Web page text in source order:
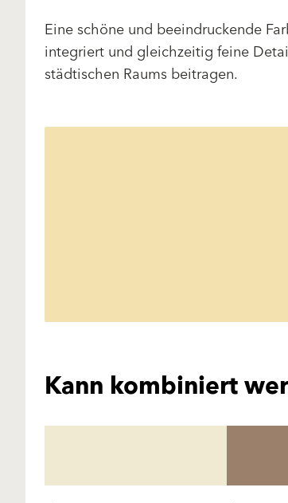
Eine schöne und beeindruckende
integriert und gleichzeitig feine
städtischen Raums beitragen.
Kann kombiniert